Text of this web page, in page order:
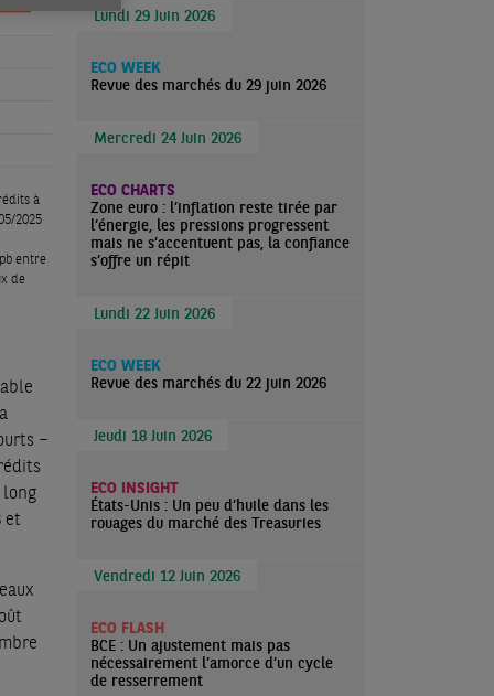
à
2025
entre
de
–
long
et
Lundi 29 Juin 2026
ECO WEEK
Revue des marchés du 29 juin 2026
Mercredi 24 Juin 2026
ECO CHARTS
Zone euro : l’inflation reste tirée par
l’énergie, les pressions progressent
mais ne s’accentuent pas, la confiance
s’offre un répit
Lundi 22 Juin 2026
ECO WEEK
Revue des marchés du 22 juin 2026
Jeudi 18 Juin 2026
ECO INSIGHT
États-Unis : Un peu d’huile dans les
rouages du marché des Treasuries
Vendredi 12 Juin 2026
ECO FLASH
BCE : Un ajustement mais pas
nécessairement l’amorce d’un cycle
de resserrement